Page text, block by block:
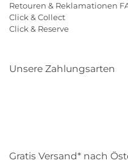
Retouren & Reklamationen
Click & Collect
Click & Reserve
Unsere Zahlungsarten
Gratis Versand* nach